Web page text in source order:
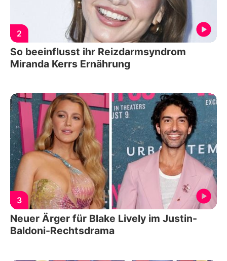
2
So beeinflusst ihr Reizdarmsyndrom
Miranda Kerrs Ernährung
3
Neuer Ärger für Blake Lively im Justin-
Baldoni-Rechtsdrama